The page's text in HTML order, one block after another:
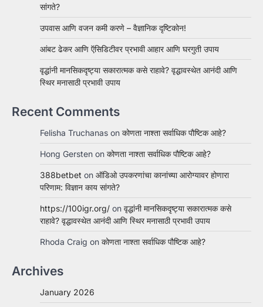
सांगते?
उपवास आणि वजन कमी करणे – वैज्ञानिक दृष्टिकोन!
आंबट ढेकर आणि ऍसिडिटीवर प्रभावी आहार आणि घरगुती उपाय
वृद्धांनी मानसिकदृष्ट्या सकारात्मक कसे राहावे? वृद्धावस्थेत आनंदी आणि
स्थिर मनासाठी प्रभावी उपाय
Recent Comments
Felisha Truchanas on कोणता नाश्ता सर्वाधिक पौष्टिक आहे?
Hong Gersten on कोणता नाश्ता सर्वाधिक पौष्टिक आहे?
388betbet on ऑडिओ उपकरणांचा कानांच्या आरोग्यावर होणारा
परिणाम: विज्ञान काय सांगते?
https://100igr.org/ on वृद्धांनी मानसिकदृष्ट्या सकारात्मक कसे
राहावे? वृद्धावस्थेत आनंदी आणि स्थिर मनासाठी प्रभावी उपाय
Rhoda Craig on कोणता नाश्ता सर्वाधिक पौष्टिक आहे?
Archives
January 2026